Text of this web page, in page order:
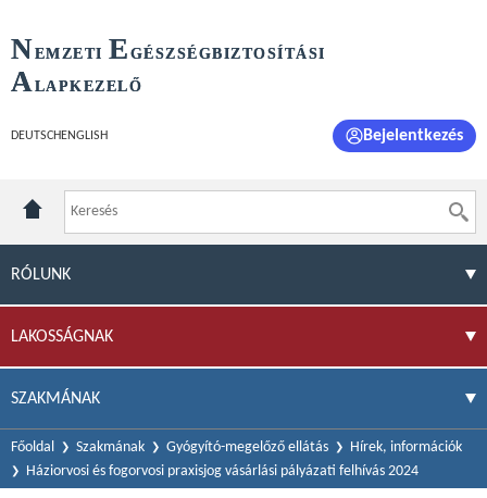
NEMZETI E GÉSZSÉGBIZTOSÍTÁSI
ALAPKEZELŐ
DEUTSCH ENGLISH Bejelentkezés
RÓLUNK
LAKOSSÁGNAK
SZAKMÁNAK
Főoldal Szakmának Gyógyító-megelőző ellátás
Hírek, információk
Háziorvosi és fogorvosi praxisjog vásárlási pályázati felhívás 2024